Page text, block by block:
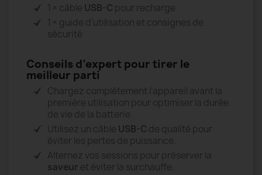
1 × câble USB-C pour recharge
1 × guide d’utilisation et consignes de
sécurité
Conseils d’expert pour tirer le
meilleur parti
Chargez complètement l’appareil avant la
première utilisation pour optimiser la durée
de vie de la batterie.
Utilisez un câble USB-C de qualité pour
éviter les pertes de puissance.
Alternez vos sessions pour préserver la
saveur et éviter la surchauffe.